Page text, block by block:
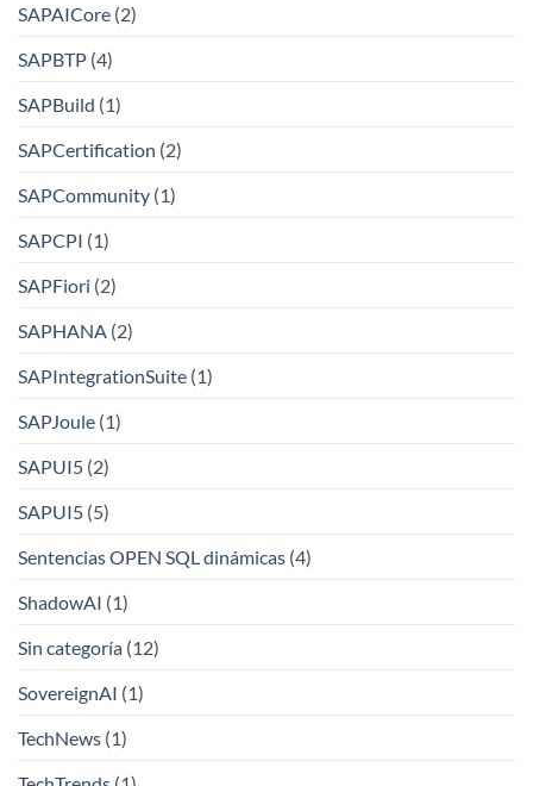
SAPAICore (2)
SAPBTP (4)
SAPBuild (1)
SAPCertification (2)
SAPCommunity (1)
SAPCPI (1)
SAPFiori (2)
SAPHANA (2)
SAPIntegrationSuite (1)
SAPJoule (1)
SAPUI5 (2)
SAPUI5 (5)
Sentencias OPEN SQL dinámicas (4)
ShadowAI (1)
Sin categoría (12)
SovereignAI (1)
TechNews (1)